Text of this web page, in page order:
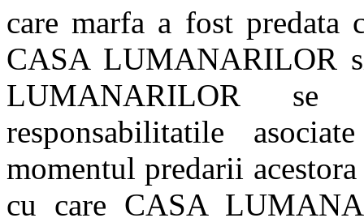
care marfa a fost predata
CASA LUMANARILOR
LUMANARILOR
responsabilitatile
momentul predarii
cu care CASA